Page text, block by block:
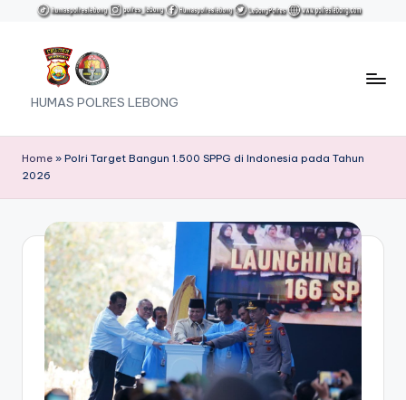
content
HUMAS POLRES LEBONG
Home » Polri Target Bangun 1.500 SPPG di Indonesia pada Tahun
2026